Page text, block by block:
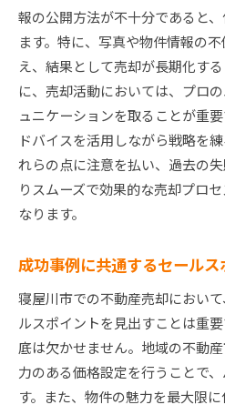
報の公開方法が不十分であると
ます。特に、写真や物件情報の
え、結果として売却が長期化す
に、売却活動においては、プロ
ュニケーションを取ることが重
ドバイスを活用しながら戦略を
れらの点に注意を払い、過去の
りスムーズで効果的な売却プロ
なります。
成功事例に共通するセールス
寝屋川市での不動産売却におい
ルスポイントを見出すことは重
底は欠かせません。地域の不動
力のある価格設定を行うことで
す。また、物件の魅力を最大限